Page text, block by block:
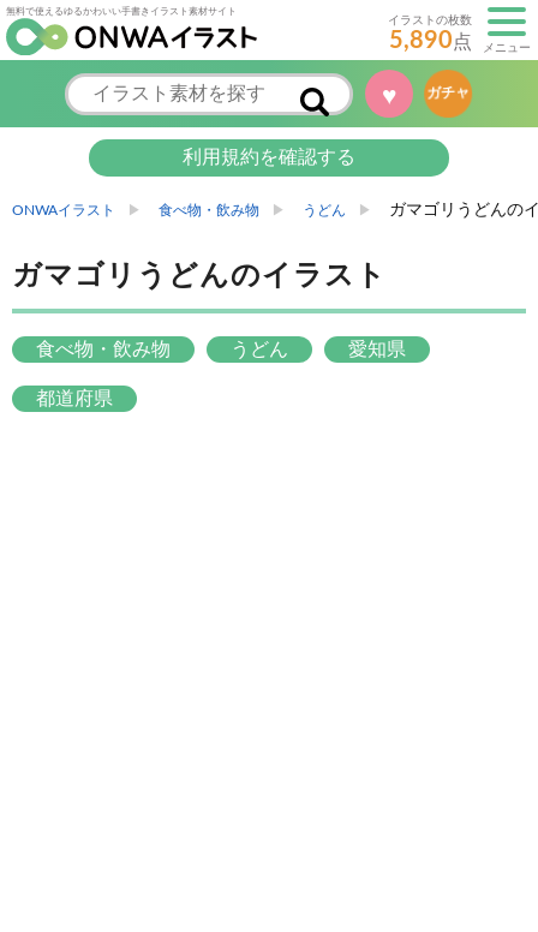
無料で使えるゆるかわいい手書きイラスト素材サイト
イラストの枚数
5,890点 メニュー
♥ ガチャ
利用規約を確認する
ONWAイラスト 食べ物・飲み物 うどん ガマゴリうどんの
ガマゴリうどんのイラスト
食べ物・飲み物 うどん 愛知県
都道府県